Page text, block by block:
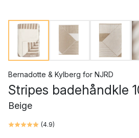
Bernadotte & Kylberg for NJRD
Stripes badehåndkle
Beige
(4.9)